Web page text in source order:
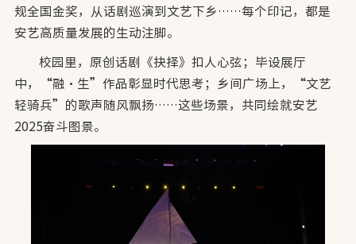
规全国金奖，从话剧巡演到文艺下乡……每个印记，都是
安艺高质量发展的生动注脚。
校园里，原创话剧《抉择》扣人心弦；毕设展厅
中，“融·生”作品彰显时代思考；乡间广场上，“文艺
轻骑兵”的歌声随风飘扬……这些场景，共同绘就安艺
2025奋斗图景。